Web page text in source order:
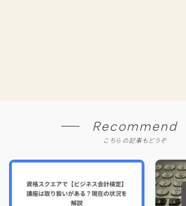
Recommend
こちらの記事もどうぞ